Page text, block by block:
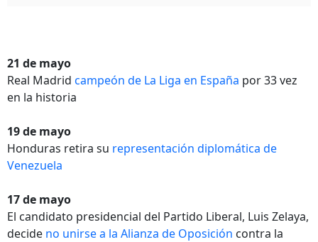
21 de mayo
Real Madrid campeón de La Liga en España por 33 vez
en la historia
19 de mayo
Honduras retira su representación diplomática de
Venezuela
17 de mayo
El candidato presidencial del Partido Liberal, Luis Zelaya,
decide no unirse a la Alianza de Oposición contra la